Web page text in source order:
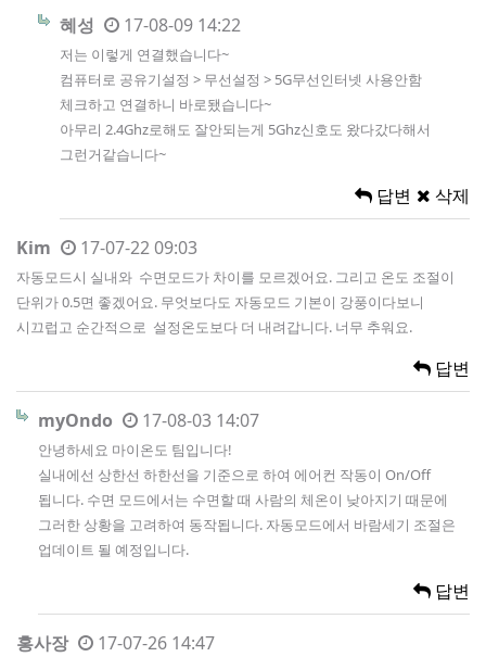
혜성 17-08-09 14:22
저는 이렇게 연결했습니다~
컴퓨터로 공유기설정 > 무선설정 > 5G무선인터넷 사용안함
체크하고 연결하니 바로됐습니다~
아무리 2.4Ghz로해도 잘안되는게 5Ghz신호도 왔다갔다해서
그런거같습니다~
답변 삭제
Kim 17-07-22 09:03
자동모드시 실내와 수면모드가 차이를 모르겠어요. 그리고 온도 조절이
단위가 0.5면 좋겠어요. 무엇보다도 자동모드 기본이 강풍이다보니
시끄럽고 순간적으로 설정온도보다 더 내려갑니다. 너무 추워요.
답변
myOndo 17-08-03 14:07
안녕하세요 마이온도 팀입니다!
실내에선 상한선 하한선을 기준으로 하여 에어컨 작동이 On/Off
됩니다. 수면 모드에서는 수면할 때 사람의 체온이 낮아지기 때문에
그러한 상황을 고려하여 동작됩니다. 자동모드에서 바람세기 조절은
업데이트 될 예정입니다.
답변
홍사장 17-07-26 14:47